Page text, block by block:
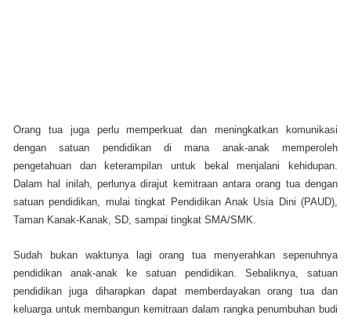
Orang tua juga perlu memperkuat dan meningkatkan komunikasi
dengan satuan pendidikan di mana anak-anak memperoleh
pengetahuan dan keterampilan untuk bekal menjalani kehidupan.
Dalam hal inilah, perlunya dirajut kemitraan antara orang tua dengan
satuan pendidikan, mulai tingkat Pendidikan Anak Usia Dini (PAUD),
Taman Kanak-Kanak, SD, sampai tingkat SMA/SMK.
Sudah bukan waktunya lagi orang tua menyerahkan sepenuhnya
pendidikan anak-anak ke satuan pendidikan. Sebaliknya, satuan
pendidikan juga diharapkan dapat memberdayakan orang tua dan
keluarga untuk membangun kemitraan dalam rangka penumbuhan budi